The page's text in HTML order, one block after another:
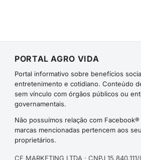
PORTAL AGRO VIDA
Portal informativo sobre benefícios
entretenimento e cotidiano. Conteúdo
sem vínculo com órgãos públicos ou
governamentais.
Não possuímos relação com
marcas mencionadas pertencem aos
proprietários.
CF MARKETING LTDA · CNPJ